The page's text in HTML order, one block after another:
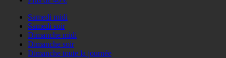
Samedi midi
Samedi soir
Dimanche midi
Dimanche soir
Dimanche toute la journée